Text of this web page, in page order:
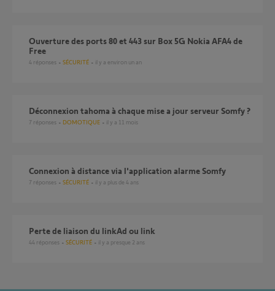
Ouverture des ports 80 et 443 sur Box 5G Nokia AFA4 de
Free
4 réponses SÉCURITÉ il y a environ un an
Déconnexion tahoma à chaque mise a jour serveur Somfy ?
7 réponses DOMOTIQUE il y a 11 mois
connexion à distance via l'application alarme Somfy
7 réponses SÉCURITÉ il y a plus de 4 ans
perte de liaison du linkAd ou link
44 réponses SÉCURITÉ il y a presque 2 ans